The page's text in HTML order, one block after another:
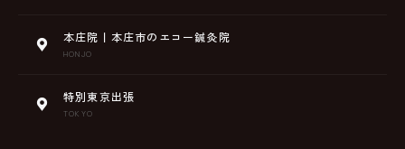
本庄院丨本庄市のエコー鍼灸院
HONJO
特別東京出張
TOKYO